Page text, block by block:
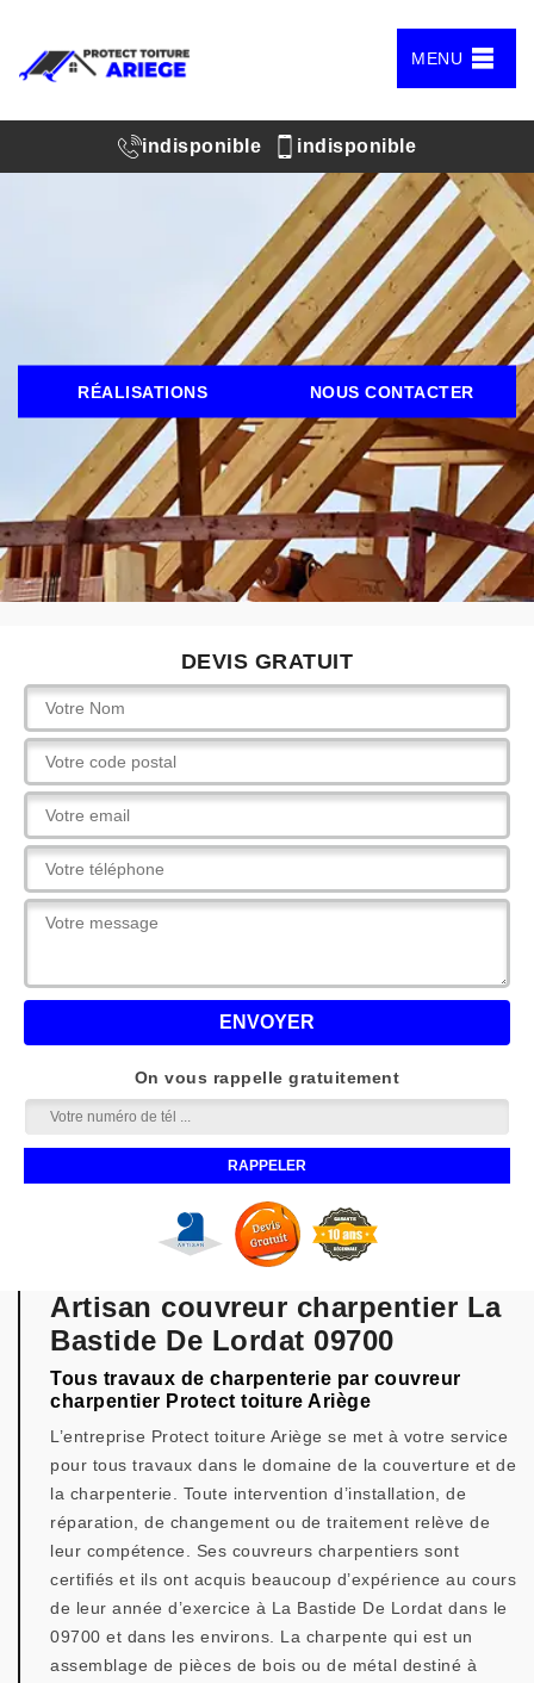
MENU
indisponible indisponible
RÉALISATIONS NOUS CONTACTER
DEVIS GRATUIT
On vous rappelle gratuitement
Artisan couvreur charpentier La
Bastide De Lordat 09700
Tous travaux de charpenterie par couvreur
charpentier Protect toiture Ariège
L’entreprise Protect toiture Ariège se met à votre service
pour tous travaux dans le domaine de la couverture et de
la charpenterie. Toute intervention d’installation, de
réparation, de changement ou de traitement relève de
leur compétence. Ses couvreurs charpentiers sont
certifiés et ils ont acquis beaucoup d’expérience au cours
de leur année d’exercice à La Bastide De Lordat dans le
09700 et dans les environs. La charpente qui est un
assemblage de pièces de bois ou de métal destiné à